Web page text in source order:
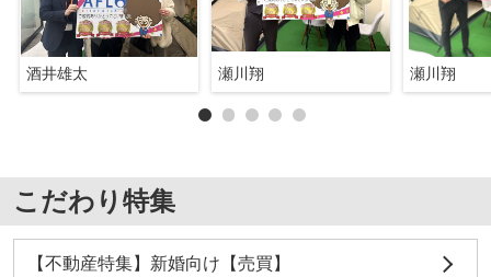
酒井雄太 瀬川翔 瀬川翔
こだわり特集
【不動産特集】新婚向け【売買】